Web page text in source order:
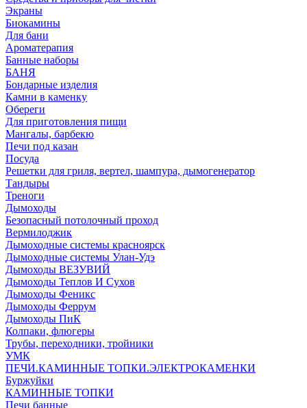
Экраны
Биокамины
Для бани
Ароматерапия
Банные наборы
БАНЯ
Бондарные изделия
Камни в каменку
Обереги
Для приготовления пищи
Мангалы, барбекю
Печи под казан
Посуда
Решетки для гриля, вертел, шампура, дымогенератор
Тандыры
Треноги
Дымоходы
Безопасный потолочный проход
Вермилоджик
Дымоходные системы красноярск
Дымоходные системы Улан-Удэ
Дымоходы ВЕЗУВИЙ
Дымоходы Теплов И Сухов
Дымоходы Феникс
Дымоходы Феррум
Дымоходы ПиК
Колпаки, флюгеры
Трубы, переходники, тройники
УМК
ПЕЧИ.КАМИННЫЕ ТОПКИ.ЭЛЕКТРОКАМЕНКИ
Буржуйки
КАМИННЫЕ ТОПКИ
Печи банные